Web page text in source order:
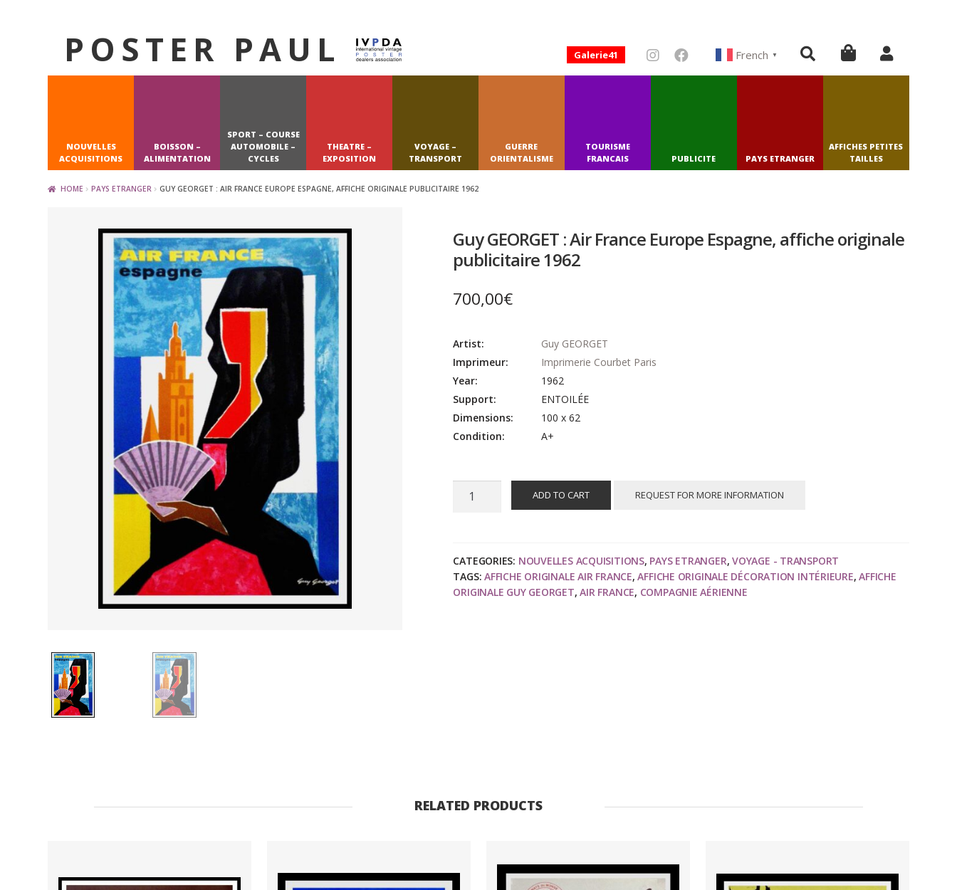
Skip
navigation
Skip
content
POSTER PAUL French ▼
Galerie41
NOUVELLES
ACQUISITIONS
BOISSON –
ALIMENTATION
SPORT – COURSE
AUTOMOBILE –
CYCLES
THEATRE –
EXPOSITION
VOYAGE –
TRANSPORT
GUERRE
ORIENTALISME
TOURISME
FRANCAIS
PUBLICITE PAYS ETRANGER
AFFICHES PETITES
TAILLES
HOME PAYS ETRANGER GUY GEORGET : AIR FRANCE EUROPE ESPAGNE, AFFICHE ORIGINALE PUBLICITAIRE 1962
Guy GEORGET : Air France Europe Espagne, affiche originale
publicitaire 1962
700,00€
Artist:
Guy GEORGET
Imprimeur:
Imprimerie Courbet Paris
Year:
1962
Support:
ENTOILÉE
Dimensions:
100 x 62
Condition:
A+
Guy
France
Europe
Espagne,
ADD TO CART REQUEST FOR MORE INFORMATION
CATEGORIES: NOUVELLES ACQUISITIONS, PAYS ETRANGER,VOYAGE - TRANSPORT
TAGS:AFFICHE ORIGINALE AIR FRANCE,AFFICHE ORIGINALE DÉCORATION INTÉRIEURE,AFFICHE
ORIGINALE GUY GEORGET,AIR FRANCE, COMPAGNIE AÉRIENNE
RELATED PRODUCTS